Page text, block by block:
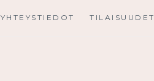
YHTEYSTIEDOT TILAISUUDET